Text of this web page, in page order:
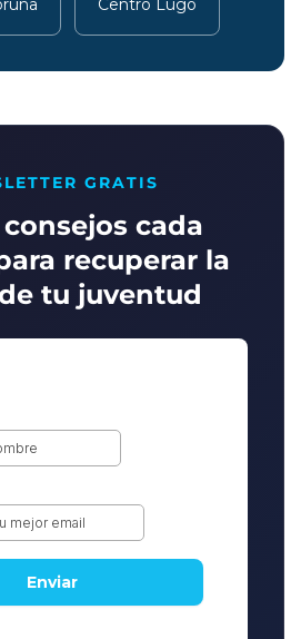
Centro Lugo
GRATIS
cada
recuperar la
tu juventud